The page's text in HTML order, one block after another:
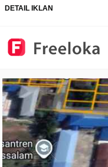
DETAIL IKLAN